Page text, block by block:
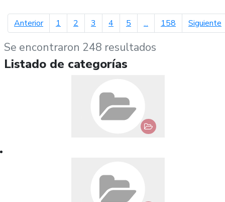
Anteriorpágina anterior
1 2 3 4 5 ... 158 Siguiente
Se encontraron 248 resultados
Listado de categorías